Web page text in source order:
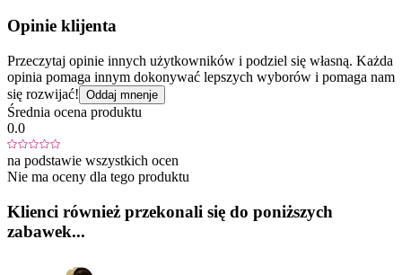
Opinie klijenta
Przeczytaj opinie innych użytkowników i podziel się własną. Każda
opinia pomaga innym dokonywać lepszych wyborów i pomaga nam
się rozwijać! Oddaj mnenje
Średnia ocena produktu
0.0
na podstawie wszystkich ocen
Nie ma oceny dla tego produktu
Klienci również przekonali się do poniższych
zabawek...